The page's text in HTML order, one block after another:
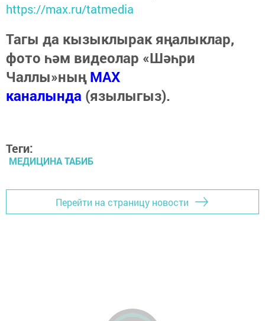
https://max.ru/tatmedia
Тагы да кызыклырак яңалыклар,
фото һәм видеолар «Шәһри
Чаллы»ныңMAX
каналында (язылыгыз).
Теги:
МЕДИЦИНА ТАБИБ
Перейти на страницу новости